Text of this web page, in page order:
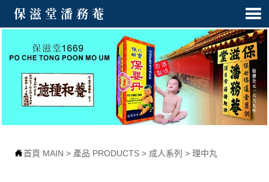
保滋堂潘務菴 
首頁 MAIN > 產品 PRODUCTS > 成人系列 >理中丸